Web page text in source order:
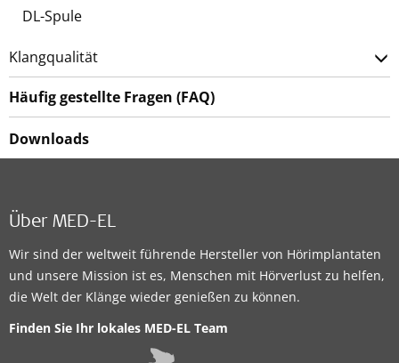
DL-Spule
Klangqualität
Häufig gestellte Fragen (FAQ)
Downloads
Über MED-EL
Wir sind der weltweit führende Hersteller von Hörimplantaten
und unsere Mission ist es, Menschen mit Hörverlust zu helfen,
die Welt der Klänge wieder genießen zu können.
Finden Sie Ihr lokales MED-EL Team